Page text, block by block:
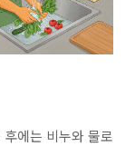
에는 비누와 물로